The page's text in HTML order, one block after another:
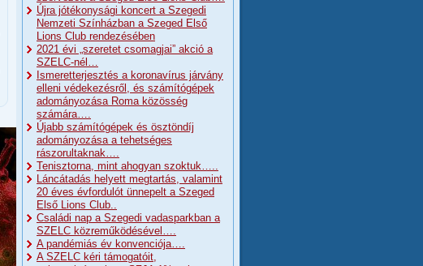
Újra jótékonysági koncert a Szegedi
Nemzeti Színházban a Szeged Első
Lions Club rendezésében
2021 évi „szeretet csomagjai” akció a
SZELC-nél…
Ismeretterjesztés a koronavírus járvány
elleni védekezésről, és számítógépek
adományozása Roma közösség
számára….
Újabb számítógépek és ösztöndíj
adományozása a tehetséges
rászorultaknak….
Tenisztorna, mint ahogyan szoktuk…..
Láncátadás helyett megtartás, valamint
20 éves évfordulót ünnepelt a Szeged
Első Lions Club..
Családi nap a Szegedi vadasparkban a
SZELC közreműködésével….
A pandémiás év konvenciója….
A SZELC kéri támogatóit,